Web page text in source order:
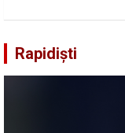
Rapidiști